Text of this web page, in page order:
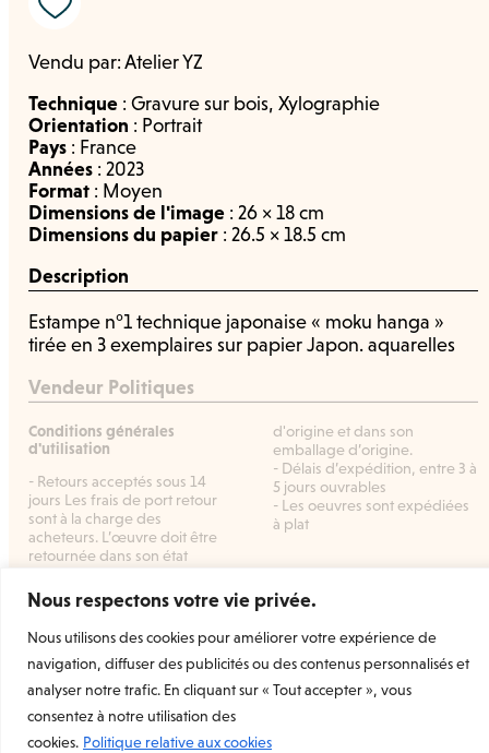
Nous respectons votre vie privée.
Nous utilisons des cookies pour améliorer votre expérience de
navigation, diffuser des publicités ou des contenus personnalisés et
analyser notre trafic. En cliquant sur « Tout accepter », vous
consentez à notre utilisation des
cookies. Politique relative aux cookies
Vendu par: Atelier YZ
Années : 2023
Pays : France
Technique : Gravure sur bois, Xylographie
Format : Moyen
Orientation : Portrait
Dimensions de l'image : 26 × 18 cm
Dimensions du papier : 26.5 × 18.5 cm
Description
Estampe n°1 technique japonaise « moku hanga »
tirée en 3 exemplaires sur papier Japon. aquarelles
Vendeur Politiques
Conditions générales
d'utilisation
- Retours acceptés sous 14
jours Les frais de port retour
sont à la charge des
acheteurs. L’œuvre doit être
retournée dans son état
d'origine et dans son
emballage d’origine.
- Délais d’expédition, entre 3 à
5 jours ouvrables
- Les oeuvres sont expédiées
à plat
Welcome Prints
la marketplace dédiée à l’estampe
d’art originale et contemporaine.
Rejoignez-nous